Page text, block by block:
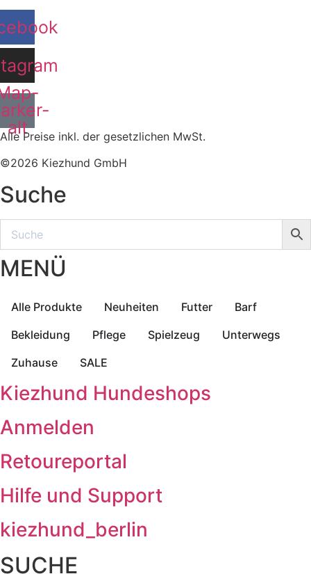
alt
Alle Preise inkl. der gesetzlichen MwSt.
©2026 Kiezhund GmbH
Suche
MENÜ
Alle Produkte Neuheiten Futter
Barf
Bekleidung
Pflege Spielzeug
Unterwegs
Zuhause
SALE
Kiezhund Hundeshops
Anmelden
Retoureportal
Hilfe und Support
kiezhund_berlin
SUCHE